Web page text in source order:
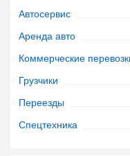
Автосервис
Аренда авто
Коммерческие
Грузчики
Переезды
Спецтехника